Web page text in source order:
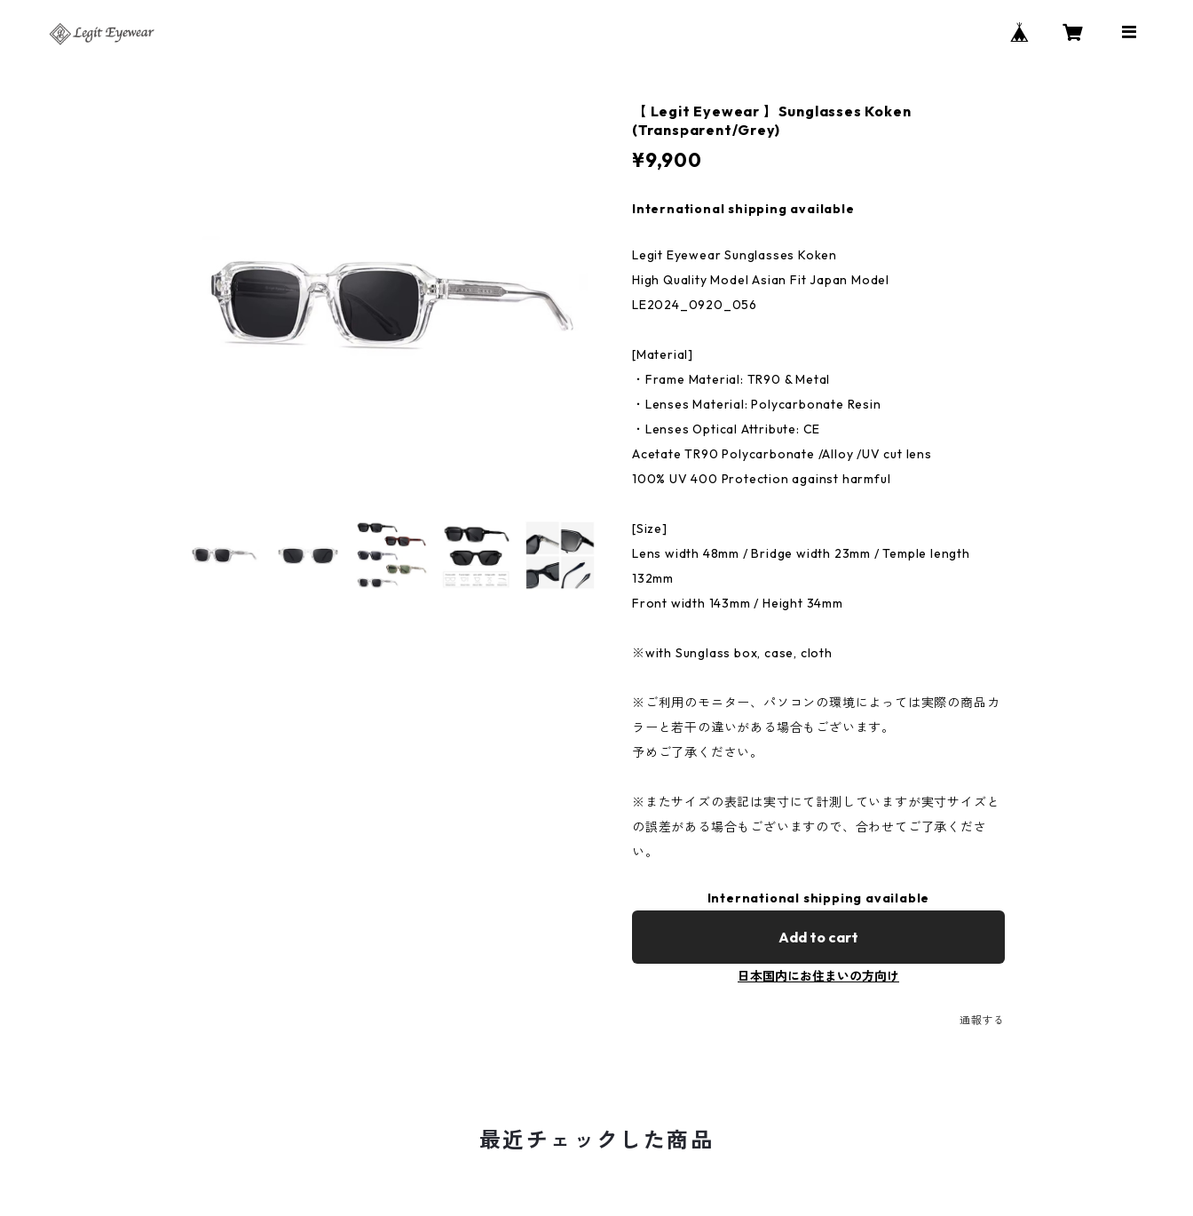
【 Legit Eyewear 】Sunglasses Koken
(Transparent/Grey)
¥9,900
International shipping available
Legit Eyewear Sunglasses Koken
High Quality Model Asian Fit Japan Model
LE2024_0920_056
[Material]
・Frame Material: TR90 & Metal
・Lenses Material: Polycarbonate Resin
・Lenses Optical Attribute: CE
Acetate TR90 Polycarbonate /Alloy /UV cut lens
100% UV 400 Protection against harmful
[Size]
Lens width 48mm / Bridge width 23mm / Temple length
132mm
Front width 143mm / Height 34mm
※with Sunglass box, case, cloth
※ご利用のモニター、パソコンの環境によっては実際の商品カ
ラーと若干の違いがある場合もございます。
予めご了承ください。
※またサイズの表記は実寸にて計測していますが実寸サイズと
の誤差がある場合もございますので、合わせてご了承くださ
い。
International shipping available
Add to cart
日本国内にお住まいの方向け
通報する
最近チェックした商品